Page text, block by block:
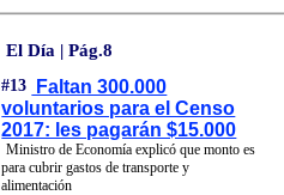
El Día | Pág.8
#13
Faltan 300.000
voluntarios para el Censo
2017: les pagarán $15.000
Ministro de Economía explicó que monto es
para cubrir gastos de transporte y
alimentación